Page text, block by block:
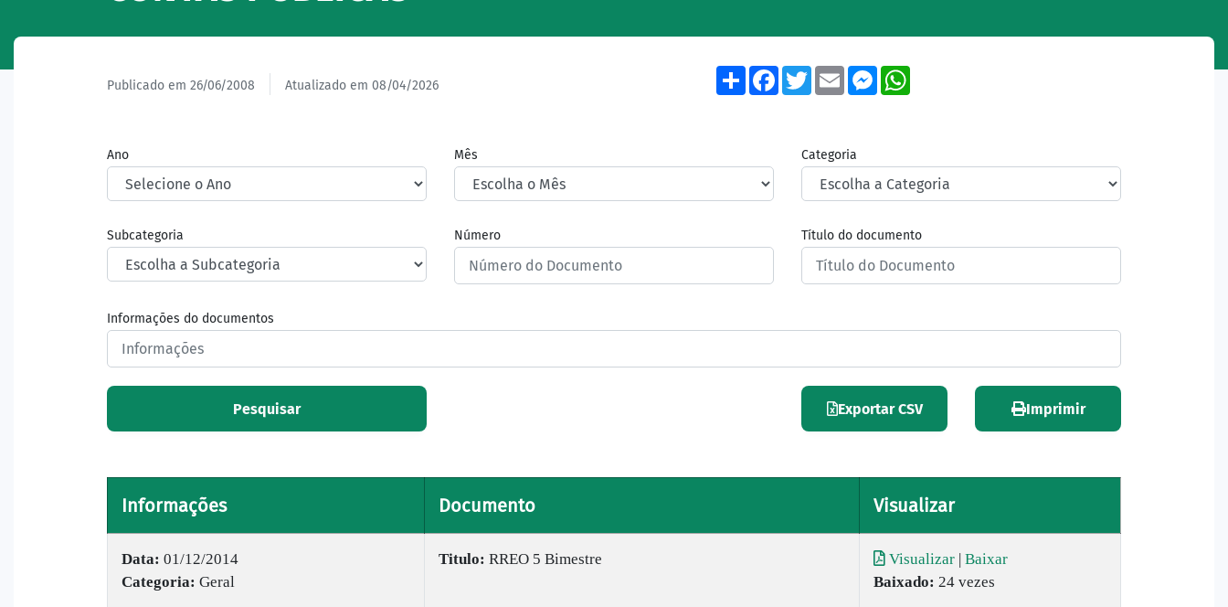
Publicado em 26/06/2008 Atualizado em 08/04/2026
ShareFacebook
TwitterEmailMessenger
Ano Mês Categoria
Subcategoria Número Título do documento
Informações do documentos
Pesquisar Exportar CSV Imprimir
Informações Documento Visualizar
Data: 01/12/2014
Categoria: Geral
Titulo: RREO 5 Bimestre Visualizar | Baixar
Baixado: 24 vezes